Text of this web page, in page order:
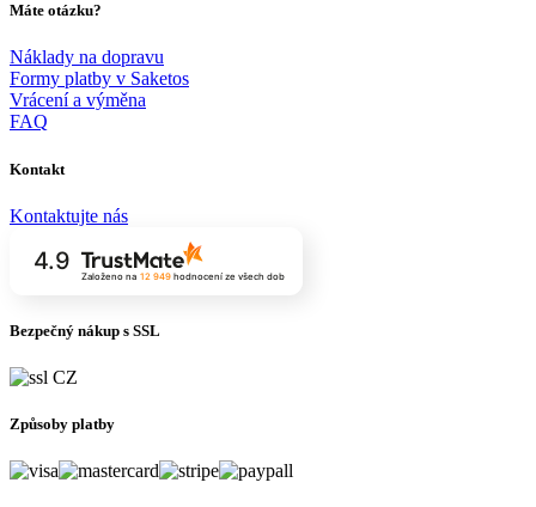
Máte otázku?
Náklady na dopravu
Formy platby v Saketos
Vrácení a výměna
FAQ
Kontakt
Kontaktujte nás
4.9
Založeno na 12 949hodnocení ze všech dob
Bezpečný nákup s SSL
Způsoby platby